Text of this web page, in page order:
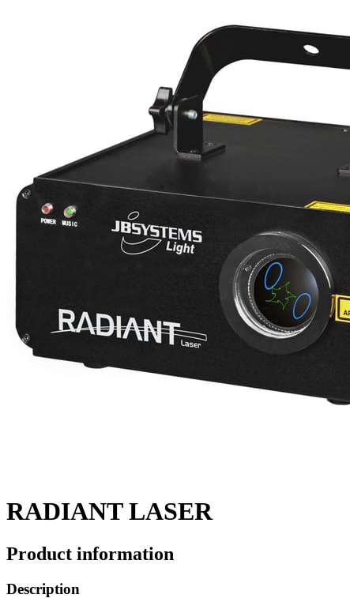
RADIANT LASER
Product information
Description